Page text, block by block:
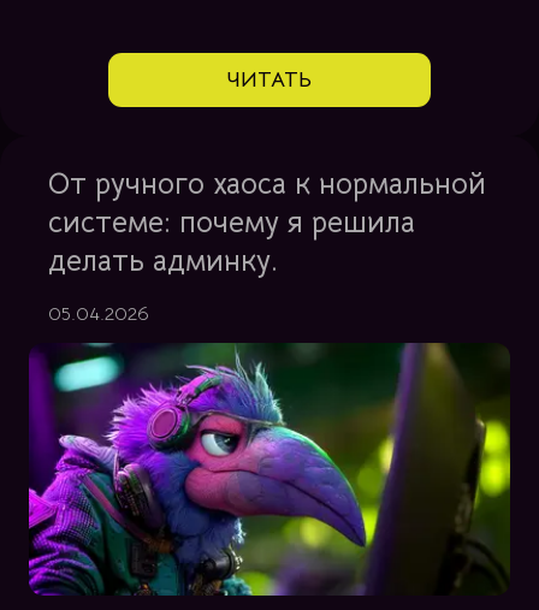
ЧИТАТЬ
От ручного хаоса к нормальной
системе: почему я решила
делать админку.
05.04.2026